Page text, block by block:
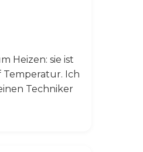
Heizen: sie ist
Temperatur. Ich
Techniker